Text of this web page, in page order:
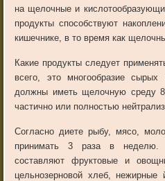
на щелочные и
продукты способствуют
кишечнике, в то время как
Какие продукты следует
всего, это многообразие
должны иметь щелочную среду
частично или полностью
Согласно диете рыбу, мясо,
принимать 3 раза в неделю.
составляют фруктовые и
цельнозерновой хлеб, нежирные